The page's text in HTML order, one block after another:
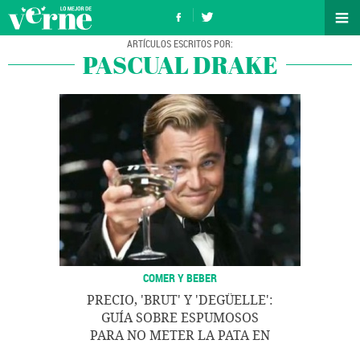
PASCUAL DRAKE
COMER Y BEBER
PRECIO, 'BRUT' Y 'DEGÜELLE':
GUÍA SOBRE ESPUMOSOS
PARA NO METER LA PATA EN